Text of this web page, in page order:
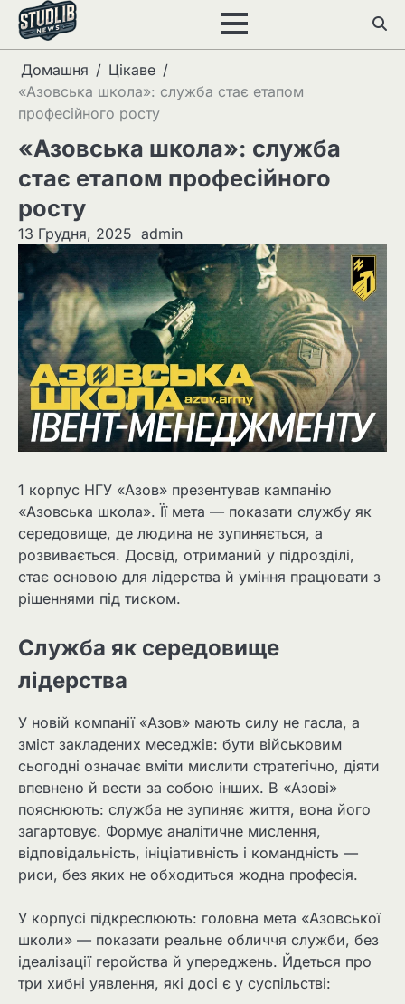
Перейти
вмісту
Домашня
Цікаве
«Азовська школа»: служба стає етапом
професійного росту
«Азовська школа»: служба
стає етапом професійного
росту
13 Грудня, 2025 admin
1 корпус НГУ «Азов» презентував кампанію
«Азовська школа». Її мета — показати службу як
середовище, де людина не зупиняється, а
розвивається. Досвід, отриманий у підрозділі,
стає основою для лідерства й уміння працювати з
рішеннями під тиском.
Служба як середовище
лідерства
У новій компанії «Азов» мають силу не гасла, а
зміст закладених меседжів: бути військовим
сьогодні означає вміти мислити стратегічно, діяти
впевнено й вести за собою інших. В «Азові»
пояснюють: служба не зупиняє життя, вона його
загартовує. Формує аналітичне мислення,
відповідальність, ініціативність і командність —
риси, без яких не обходиться жодна професія.
У корпусі підкреслюють: головна мета «Азовської
школи» — показати реальне обличчя служби, без
ідеалізації геройства й упереджень. Йдеться про
три хибні уявлення, які досі є у суспільстві: